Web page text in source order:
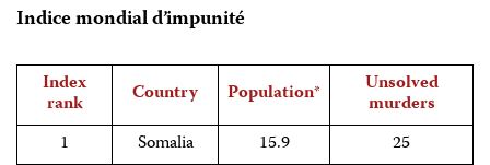
Indice mondial d’impunité
Index
rank Country Population* Unsolved
murders
1
Somalia 15.9
25